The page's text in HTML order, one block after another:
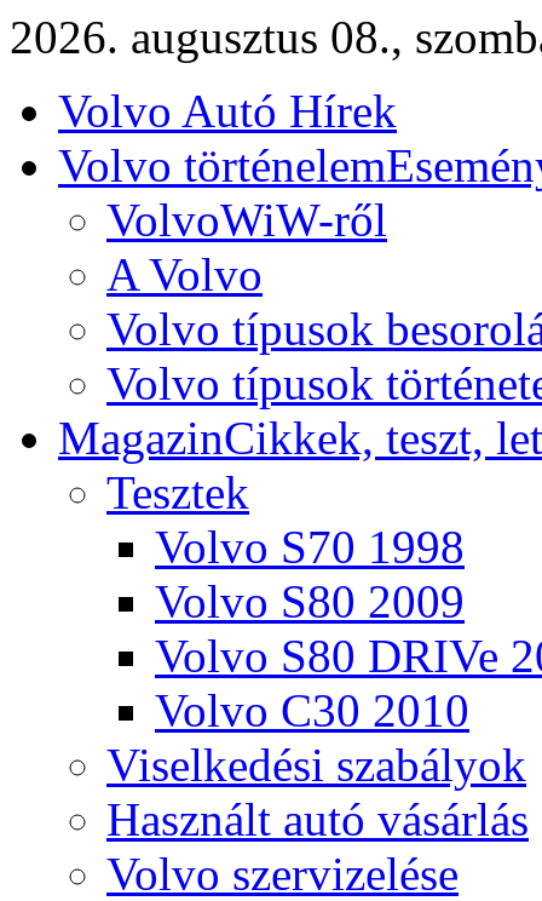
2026. augusztus 08.,
Volvo Autó Hírek
Volvo történelem
VolvoWiW-ről
A Volvo
Volvo típusok
Volvo típusok
MagazinCikkek, teszt,
Tesztek
Volvo S70 1998
Volvo S80 2009
Volvo S80 DRIVe
Volvo C30 2010
Viselkedési szabályok
Használt autó vásárlás
Volvo szervizelése